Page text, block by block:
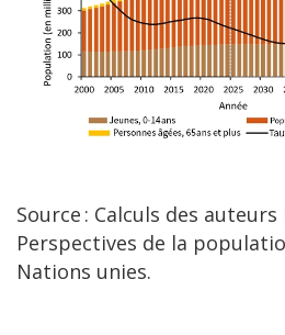
Source : Calculs des
Perspectives de la
Nations unies.